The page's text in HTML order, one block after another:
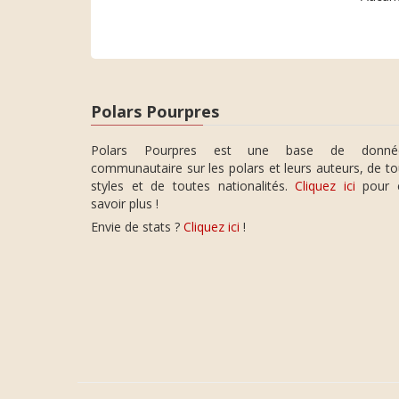
Polars Pourpres
Polars Pourpres est une base de
communautaire sur les polars et leurs auteurs, de
styles et de toutes nationalités.Cliquez ici pour
savoir plus !
Envie de stats ? Cliquez ici !